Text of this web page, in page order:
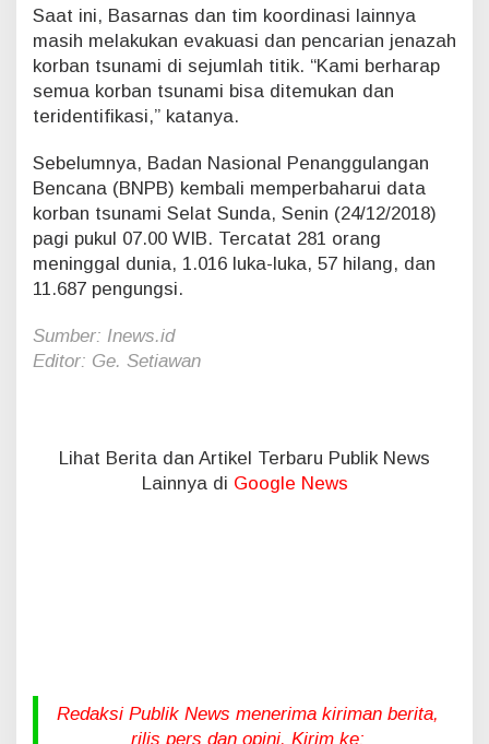
Saat ini, Basarnas dan tim koordinasi lainnya
masih melakukan evakuasi dan pencarian jenazah
korban tsunami di sejumlah titik. “Kami berharap
semua korban tsunami bisa ditemukan dan
teridentifikasi,” katanya.
Sebelumnya, Badan Nasional Penanggulangan
Bencana (BNPB) kembali memperbaharui data
korban tsunami Selat Sunda, Senin (24/12/2018)
pagi pukul 07.00 WIB. Tercatat 281 orang
meninggal dunia, 1.016 luka-luka, 57 hilang, dan
11.687 pengungsi.
Sumber: Inews.id
Editor: Ge. Setiawan
Lihat Berita dan Artikel Terbaru Publik News
Lainnya di Google News
Redaksi Publik News menerima kiriman berita,
rilis pers dan opini. Kirim ke: